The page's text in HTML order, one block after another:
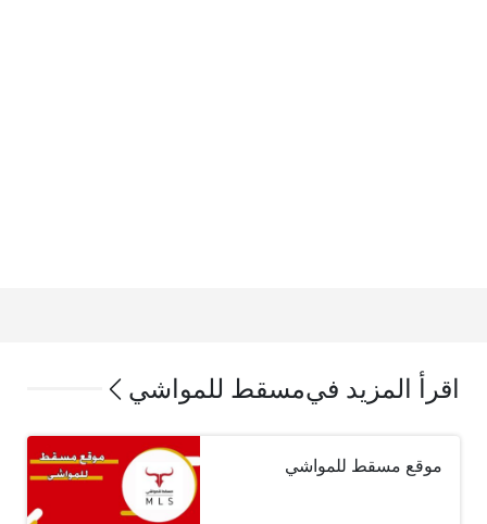
اقرأ المزيد فيمسقط للمواشي
موقع مسقط للمواشي